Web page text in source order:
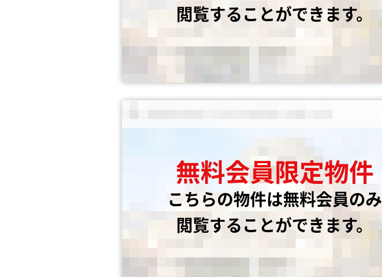
閲覧することができます。
無料会員限定物件
こちらの物件は無料会員のみ
閲覧することができます。